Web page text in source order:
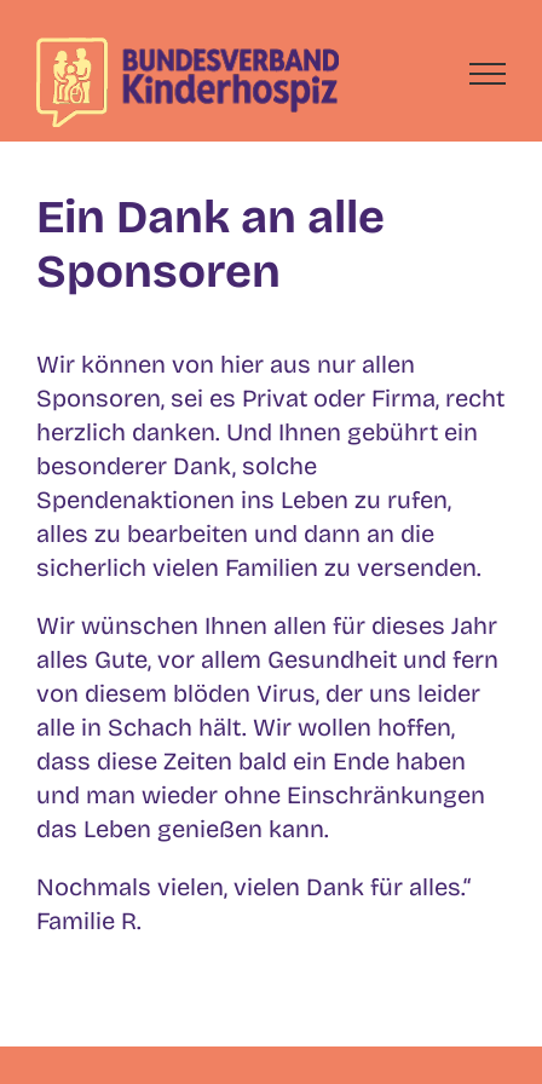
content
Ein Dank an alle
Sponsoren
Wir können von hier aus nur allen
Sponsoren, sei es Privat oder Firma, recht
herzlich danken. Und Ihnen gebührt ein
besonderer Dank, solche
Spendenaktionen ins Leben zu rufen,
alles zu bearbeiten und dann an die
sicherlich vielen Familien zu versenden.
Wir wünschen Ihnen allen für dieses Jahr
alles Gute, vor allem Gesundheit und fern
von diesem blöden Virus, der uns leider
alle in Schach hält. Wir wollen hoffen,
dass diese Zeiten bald ein Ende haben
und man wieder ohne Einschränkungen
das Leben genießen kann.
Nochmals vielen, vielen Dank für alles.“
Familie R.